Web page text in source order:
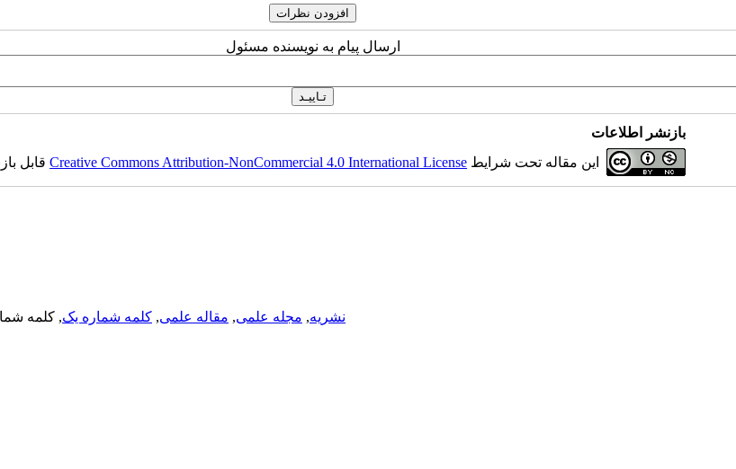
ارسال پیام به نویسنده مسئول
بازنشر اطلاعات
این مقاله تحت شرایط Creative Commons Attribution-NonCommercial 4.0 International Licenseقابل
نشریه, مجله علمی, مقاله علمی, کلمه شماره یک, کلمه